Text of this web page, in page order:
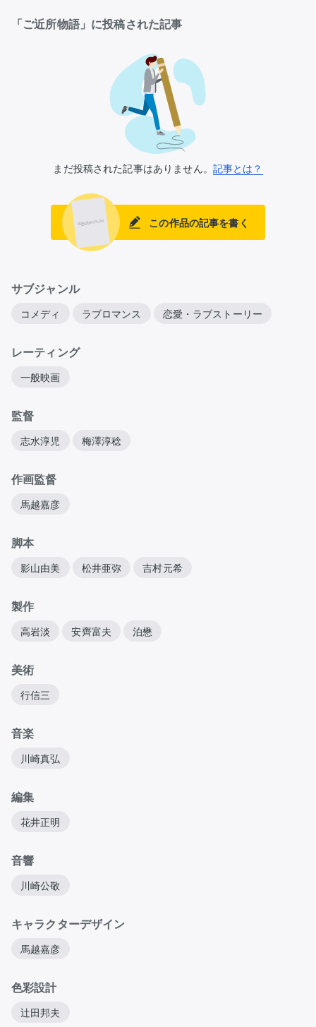
「ご近所物語」に投稿された記事
まだ投稿された記事はありません。 記事とは？
この作品の記事を書く
サブジャンル
コメディ ラブロマンス 恋愛・ラブストーリー
レーティング
一般映画
監督
志水淳児 梅澤淳稔
作画監督
馬越嘉彦
脚本
影山由美 松井亜弥 吉村元希
製作
高岩淡 安齊富夫 泊懋
美術
行信三
音楽
川崎真弘
編集
花井正明
音響
川崎公敬
キャラクターデザイン
馬越嘉彦
色彩設計
辻田邦夫